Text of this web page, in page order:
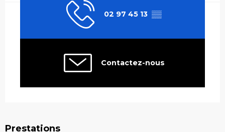
02 97 45 13 ▒▒
Contactez-nous
Prestations